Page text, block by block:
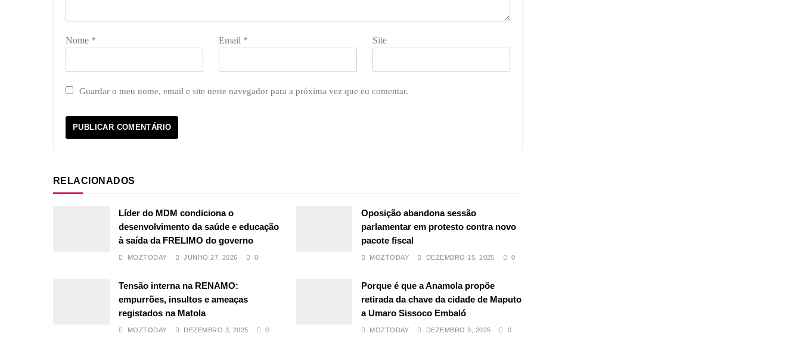
Nome * Email * Site
Guardar o meu nome, email e site neste navegador para a próxima vez que eu comentar.
RELACIONADOS
Líder do MDM condiciona o
desenvolvimento da saúde e educação
à saída da FRELIMO do governo
MOZTODAY JUNHO 27, 2026 0
Oposição abandona sessão
parlamentar em protesto contra novo
pacote fiscal
MOZTODAY DEZEMBRO 15, 2025 0
Tensão interna na RENAMO:
empurrões, insultos e ameaças
registados na Matola
MOZTODAY DEZEMBRO 3, 2025 0
Porque é que a Anamola propõe
retirada da chave da cidade de Maputo
a Umaro Sissoco Embaló
MOZTODAY DEZEMBRO 3, 2025 0